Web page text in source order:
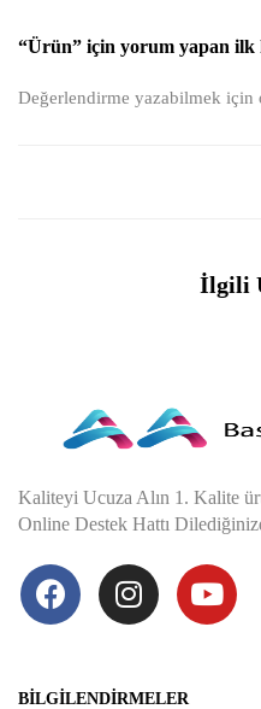
“Ürün” için yorum yapan ilk
Değerlendirme yazabilmek için
İlgili
Kaliteyi Ucuza Alın 1. Kalite
Online Destek Hattı
BILGILENDIRMELER